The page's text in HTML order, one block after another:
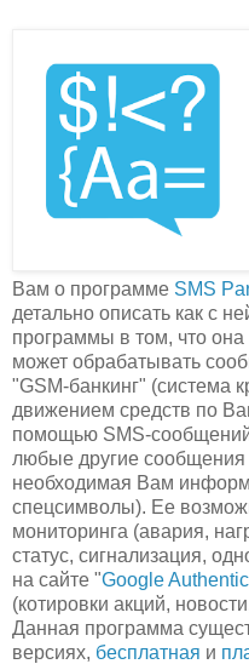
Вам о программе SMS
детально описать как с
программы в том, что она
может обрабатывать
"GSM-банкинг" (система
движением средств по
помощью SMS-
любые другие сообщения
необходимая Вам
спецсимволы). Ее
мониторинга (авария,
статус, сигнализация,
на сайте "Google
(котировки акций,
Данная программа
версиях, бесплатная и